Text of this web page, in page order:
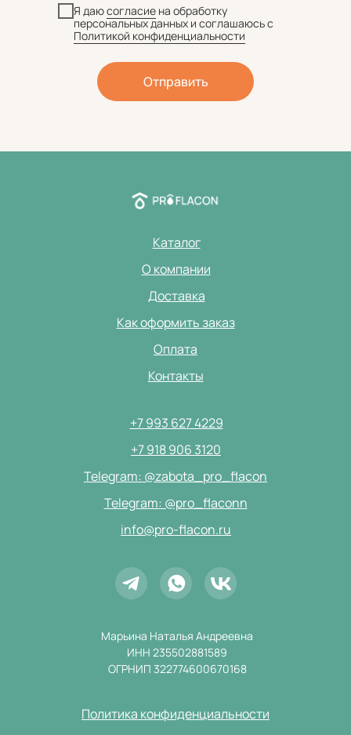
Я даюсогласие на обработку
персональных данных и соглашаюсь c
Политикой конфиденциальности
Отправить
О компании
+7 918 906 3120
Каталог
Политика конфиденциальности
+7 993 627 4229
Telegram: @zabota_pro_flacon
Telegram: @pro_flaconn
info@pro-flacon.ru
Доставка
Оплата
Как оформить заказ
Контакты
Марьина Наталья Андреевна
ИНН 235502881589
ОГРНИП 322774600670168